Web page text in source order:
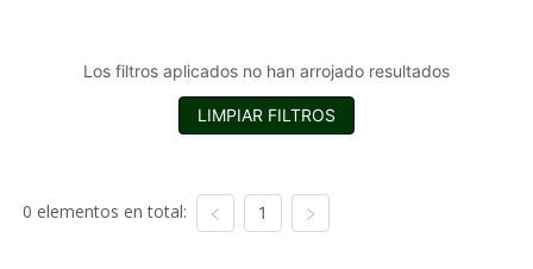
Los filtros aplicados no han arrojado resultados
LIMPIAR FILTROS
0 elementos en total: 1